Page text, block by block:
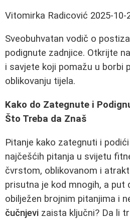
Vitomirka Radicović 2025-10-
Sveobuhvatan vodič o
podignute zadnjice. Otkrijte
i savjete koji pomažu u borbi
oblikovanju tijela.
Kako do Zategnute i
Što Treba da Znaš
Pitanje kako zategnuti i
najčešćih pitanja u svijetu
čvrstom, oblikovanom i
prisutna je kod mnogih, a put
obilježen brojnim pitanjima i
čučnjevi zaista ključni? Da li